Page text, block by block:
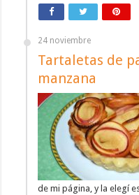
24 noviembre
Tartaletas de
manzana
de mi página, y la elegí